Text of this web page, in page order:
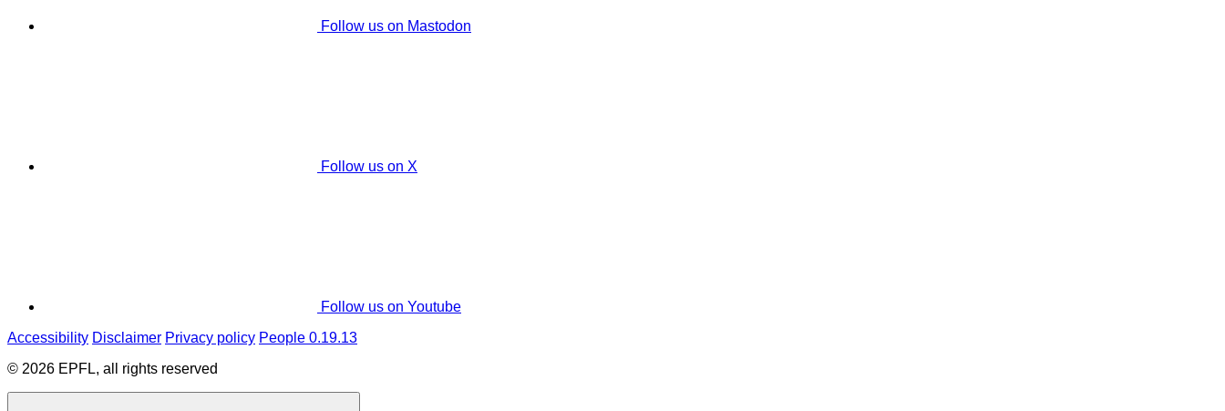
Follow us on Mastodon
Follow us on X
Follow us on Youtube
Accessibility Disclaimer Privacy policy People 0.19.13
© 2026 EPFL, all rights reserved